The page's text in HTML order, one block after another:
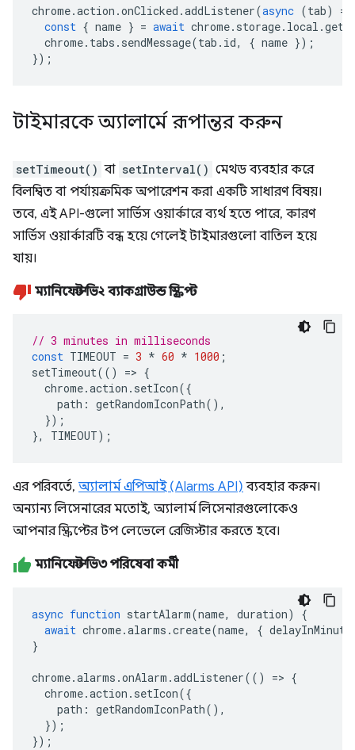
chrome.action .onClicked .addListener(async (tab)
=>
const { name } = await chrome. storage. local .get
chrome. tabs . sendMessage(tab . id, { name });
});
টাইমারকে অ্যালার্মে রূপান্তর করুন
setTimeout() বা setInterval() মেথড ব্যবহার করে
বিলম্বিত বা পর্যায়ক্রমিক অপারেশন করা একটি সাধারণ বিষয়।
তবে, এই API-গুলো সার্ভিস ওয়ার্কারে ব্যর্থ হতে পারে, কারণ
সার্ভিস ওয়ার্কারটি বন্ধ হয়ে গেলেই টাইমারগুলো বাতিল হয়ে
যায়।
ম্যানিফেস্ট ভি২ ব্যাকগ্রাউন্ড স্ক্রিপ্ট
// 3 minutes in milliseconds
const TIMEOUT = 3 * 60 * 1000 ;
setTimeout(() => {
chrome.action . setIcon({
path : getRandomIconPath(),
});
},
TIMEOUT);
এর পরিবর্তে, অ্যালার্ম এপিআই (Alarms API) ব্যবহার করুন।
অন্যান্য লিসেনারের মতোই, অ্যালার্ম লিসেনারগুলোকেও
আপনার স্ক্রিপ্টের টপ লেভেলে রেজিস্টার করতে হবে।
ম্যানিফেস্ট ভি৩ পরিষেবা কর্মী
async function startAlarm(name, duration)
{
await chrome.alarms .create(name, {
}
chrome.alarms .onAlarm .addListener(() => {
chrome.action . setIcon({
path : getRandomIconPath(),
});
});